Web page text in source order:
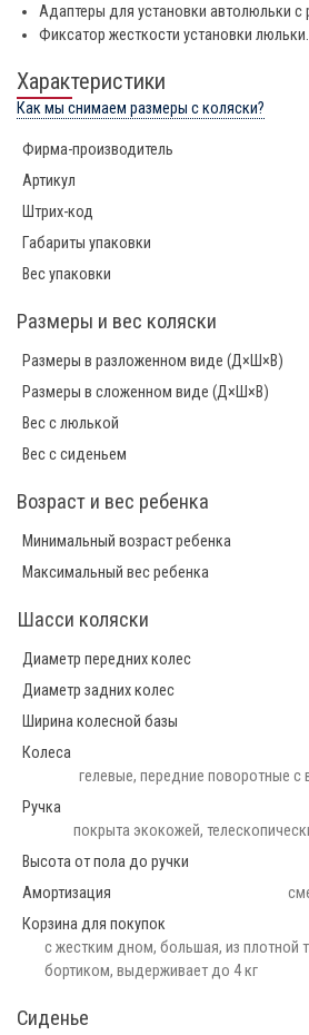
Адаптеры для установки автолюльки с
Фиксатор жесткости установки люльки.
Характеристики
Как мы снимаем размеры с коляски?
Фирма-производитель
Артикул
Штрих-код
Габариты упаковки
Вес упаковки
Размеры и вес коляски
Размеры в разложенном виде (Д×Ш×В)
Размеры в сложенном виде (Д×Ш×В)
Вес с люлькой
Вес с сиденьем
Возраст и вес ребенка
Минимальный возраст ребенка
Максимальный вес ребенка
Шасси коляски
Диаметр передних колес
Диаметр задних колес
Ширина колесной базы
Колеса
гелевые, передние поворотные
Ручка
покрыта экокожей,
Высота от пола до ручки
Амортизация
Корзина для покупок
с жестким дном, большая, из плотной
бортиком, выдерживает до 4 кг
Сиденье